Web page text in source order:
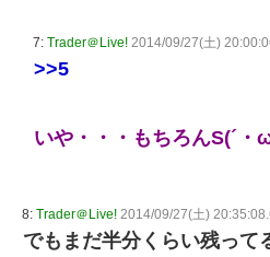
7: Trader＠Live! 2014/09/27(土)
>>5
いや・・・もちろんS(´・
8: Trader＠Live! 2014/09/27(土)
でもまだ半分くらい残って